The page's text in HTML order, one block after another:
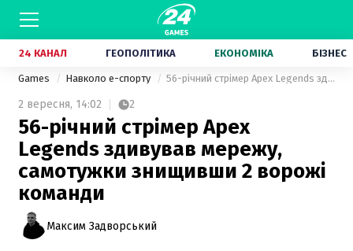
24 КАНАЛ ГЕОПОЛІТИКА ЕКОНОМІКА БІЗНЕС
Games Навколо е-спорту 56-річний стрімер Apex Legends здивував мережу, самотужки знищивши 2 ворожі команди
2 вересня, 14:02 2
56-річний стрімер Apex
Legends здивував мережу,
самотужки знищивши 2 ворожі
команди
Максим Задворський